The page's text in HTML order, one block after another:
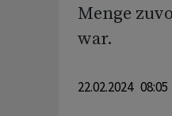
Menge
war.
22.02.2024 08:05